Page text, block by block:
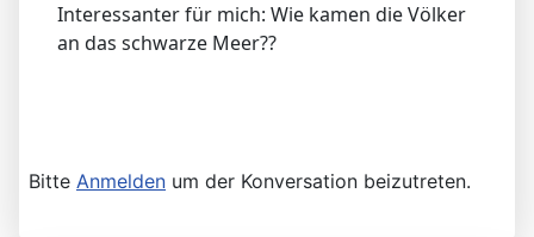
Interessanter für mich: Wie kamen die Völker
an das schwarze Meer??
Bitte Anmelden um der Konversation beizutreten.